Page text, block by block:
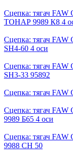
Сцепка: тягач FAW
ТОНАР 9989 К8 4
Сцепка: тягач FAW
SH4-60 4 оси
Сцепка: тягач
SH3-33 95892
Сцепка: тягач FAW
Сцепка: тягач FAW
9989 Б65 4 оси
Сцепка: тягач FAW
9988 СН 50